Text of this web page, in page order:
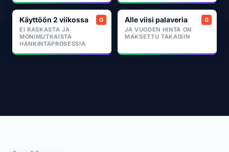
Käyttöön 2 viikossa
EI RASKASTA JA
MONIMUTKAISTA
HANKINTAPROSESSIA
Alle viisi palaveria
JA VUODEN HINTA ON
MAKSETTU TAKAISIN